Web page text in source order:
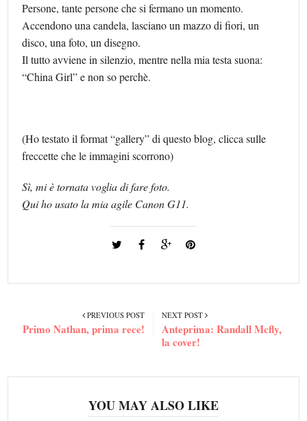
Persone, tante persone che si fermano un momento.
Accendono una candela, lasciano un mazzo di fiori, un
disco, una foto, un disegno.
Il tutto avviene in silenzio, mentre nella mia testa suona:
“China Girl” e non so perchè.
(Ho testato il format “gallery” di questo blog, clicca sulle
freccette che le immagini scorrono)
Sì, mi è tornata voglia di fare foto.
Qui ho usato la mia agile Canon G11.
NEXT POST
Anteprima: Randall Mcfly,
la cover!
PREVIOUS POST
Primo Nathan, prima rece!
YOU MAY ALSO LIKE